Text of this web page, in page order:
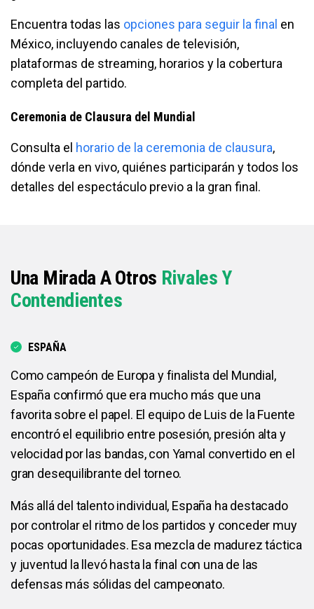
Encuentra todas las opciones para seguir la final en
México, incluyendo canales de televisión,
plataformas de streaming, horarios y la cobertura
completa del partido.
Ceremonia de Clausura del Mundial
Consulta el horario de la ceremonia de clausura,
dónde verla en vivo, quiénes participarán y todos los
detalles del espectáculo previo a la gran final.
Una Mirada A Otros Rivales Y
Contendientes
ESPAÑA
Como campeón de Europa y finalista del Mundial,
España confirmó que era mucho más que una
favorita sobre el papel. El equipo de Luis de la Fuente
encontró el equilibrio entre posesión, presión alta y
velocidad por las bandas, con Yamal convertido en el
gran desequilibrante del torneo.
Más allá del talento individual, España ha destacado
por controlar el ritmo de los partidos y conceder muy
pocas oportunidades. Esa mezcla de madurez táctica
y juventud la llevó hasta la final con una de las
defensas más sólidas del campeonato.